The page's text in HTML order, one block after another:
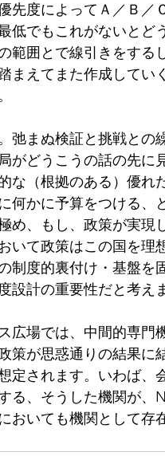
先度によってＡ／Ｂ／
低でもこれがないとど
範囲とで線引きをす
まえてまた作成して
弛まぬ検証と挑戦との
がどうこうの話の先
な（根拠のある）優
何かに予算をつける
め、もし、政策が実
いて政策はこの国を理
制度的裏付け・基盤を
設計の重要性だと考え
広場では、中間的専門
策が思惑通りの結果
定されます。いわば、
る、そうした機関が、
おいても機関として存